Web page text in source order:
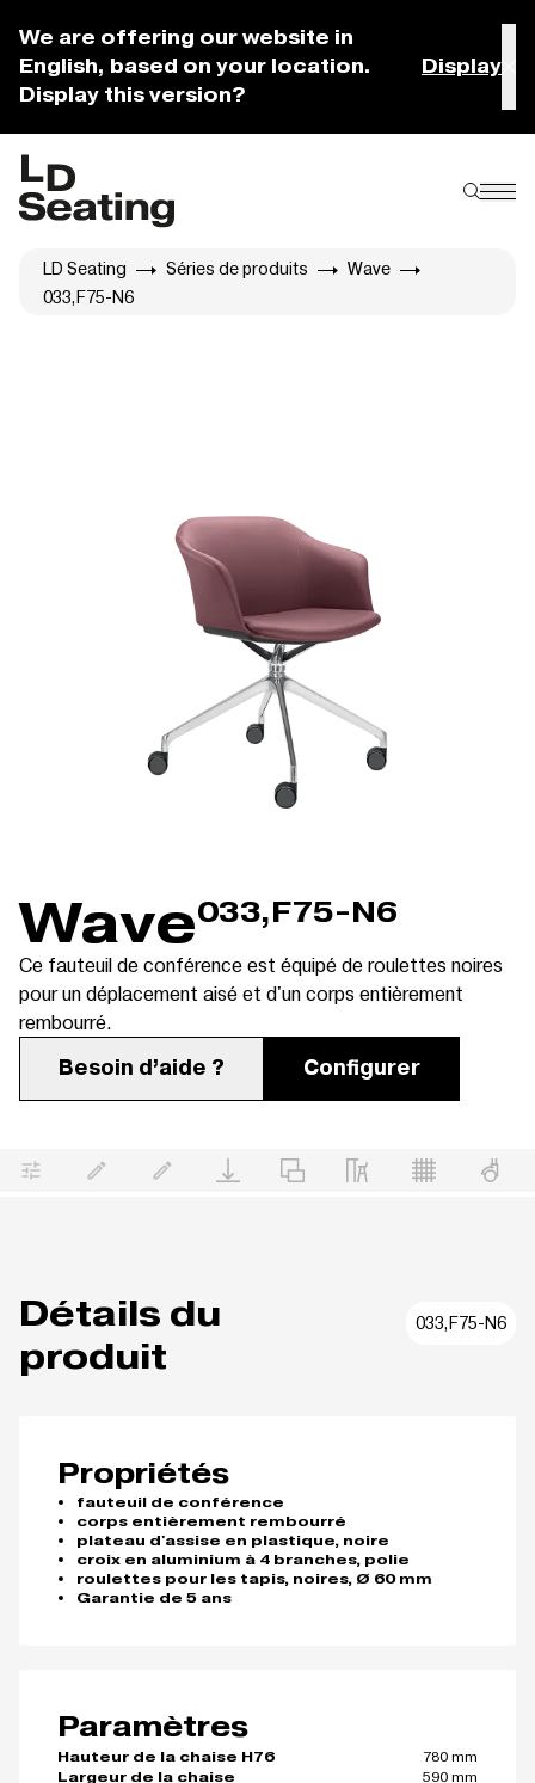
We are offering our website in
English, based on your location.
Display this version?
Display
LD Seating Séries de produits
Wave
033,F75-N6
Wave033,F75-N6
Ce fauteuil de conférence est équipé de roulettes noires
pour un déplacement aisé et d'un corps entièrement
rembourré.
Besoin d’aide ? Configurer
Détails du
produit
033,F75-N6
Propriétés
fauteuil de conférence
corps entièrement rembourré
plateau d'assise en plastique, noire
croix en aluminium à 4 branches, polie
roulettes pour les tapis, noires, Ø 60 mm
Garantie de 5 ans
Paramètres
Hauteur de la chaise H76
780 mm
Largeur de la chaise
590 mm